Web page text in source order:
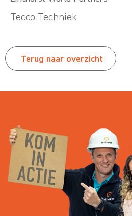
Tecco Techniek
Terug naar overzicht